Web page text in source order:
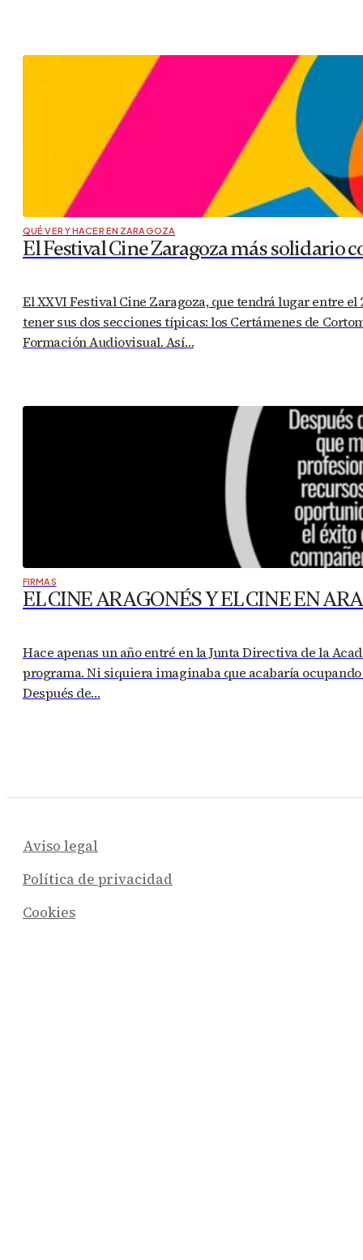
QUÉ VER Y HACER EN ZARAGOZA
El Festival Cine Zaragoza más solidario
El XXVI Festival Cine Zaragoza, que tendrá lugar entre
tener sus dos secciones típicas: los Certámenes de
Formación Audiovisual. Así…
FIRMAS
EL CINE ARAGONÉS Y EL CINE EN
Hace apenas un año entré en la Junta Directiva de la
programa. Ni siquiera imaginaba que acabaría
Después de…
Aviso legal
Política de privacidad
Cookies